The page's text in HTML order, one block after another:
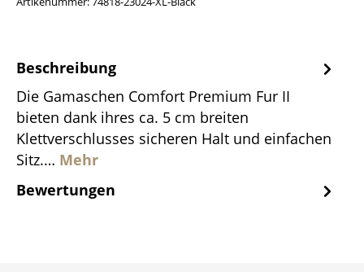
Beschreibung
Die Gamaschen Comfort Premium Fur II
bieten dank ihres ca. 5 cm breiten
Klettverschlusses sicheren Halt und einfachen
Sitz.… Mehr
Bewertungen